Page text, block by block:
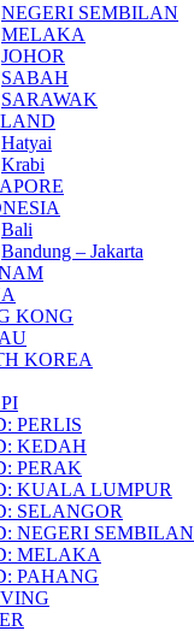
NEGERI SEMBILAN
MELAKA
JOHOR
SABAH
SARAWAK
Hatyai
Krabi
Bali
Bandung – Jakarta
KONG
KOREA
PERLIS
KEDAH
PERAK
KUALA LUMPUR
SELANGOR
NEGERI SEMBILAN
MELAKA
PAHANG